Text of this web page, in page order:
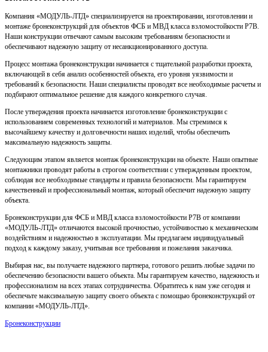
Компания «МОДУЛЬ-ЛТД» специализируется на проектировании, изготовлении и
монтаже бронеконструкций для объектов ФСБ и МВД класса взломостойкости Р7В.
Наши конструкции отвечают самым высоким требованиям безопасности и
обеспечивают надежную защиту от несанкционированного доступа.
Процесс монтажа бронеконструкции начинается с тщательной разработки проекта,
включающей в себя анализ особенностей объекта, его уровня уязвимости и
требований к безопасности. Наши специалисты проводят все необходимые расчеты и
подбирают оптимальное решение для каждого конкретного случая.
После утверждения проекта начинается изготовление бронеконструкции с
использованием современных технологий и материалов. Мы стремимся к
высочайшему качеству и долговечности наших изделий, чтобы обеспечить
максимальную надежность защиты.
Следующим этапом является монтаж бронеконструкции на объекте. Наши опытные
монтажники проводят работы в строгом соответствии с утвержденным проектом,
соблюдая все необходимые стандарты и правила безопасности. Мы гарантируем
качественный и профессиональный монтаж, который обеспечит надежную защиту
объекта.
Бронеконструкции для ФСБ и МВД класса взломостойкости Р7В от компании
«МОДУЛЬ-ЛТД» отличаются высокой прочностью, устойчивостью к механическим
воздействиям и надежностью в эксплуатации. Мы предлагаем индивидуальный
подход к каждому заказу, учитывая все требования и пожелания заказчика.
Выбирая нас, вы получаете надежного партнера, готового решить любые задачи по
обеспечению безопасности вашего объекта. Мы гарантируем качество, надежность и
профессионализм на всех этапах сотрудничества. Обратитесь к нам уже сегодня и
обеспечьте максимальную защиту своего объекта с помощью бронеконструкций от
компании «МОДУЛЬ-ЛТД».
Бронеконструкции